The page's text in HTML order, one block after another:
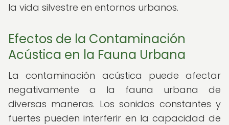
la vida silvestre en entornos urbanos.
Efectos de la Contaminación
Acústica en la Fauna Urbana
La contaminación acústica puede afectar
negativamente a la fauna urbana de
diversas maneras. Los sonidos constantes y
fuertes pueden interferir en la capacidad de